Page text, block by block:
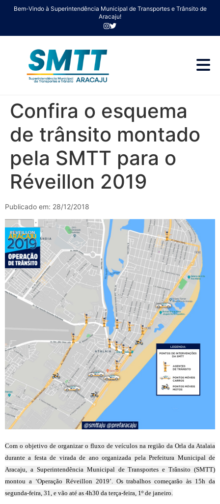
Bem-Vindo à Superintendência Municipal de Transportes e Trânsito de
Aracaju!
Confira o esquema
de trânsito montado
pela SMTT para o
Réveillon 2019
Publicado em: 28/12/2018
Com o objetivo de organizar o fluxo de veículos na região da Orla da Atalaia
durante a festa de virada de ano organizada pela Prefeitura Municipal de
Aracaju, a Superintendência Municipal de Transportes e Trânsito (SMTT)
montou a ‘Operação Réveillon 2019’. Os trabalhos começarão às 15h da
segunda-feira, 31, e vão até as 4h30 da terça-feira, 1º de janeiro.